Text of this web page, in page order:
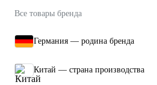
Все товары бренда
Германия — родина бренда
Китай — страна производства